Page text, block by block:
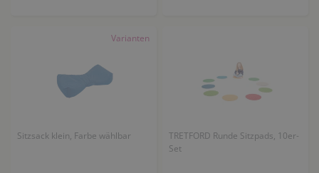
Varianten
Sitzsack klein, Farbe wählbar
TRETFORD Runde Sitzpads, 10er-
Set